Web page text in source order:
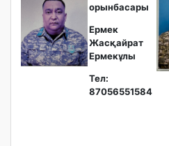
орынбасары
Ермек
Жасқайрат
Ермекұлы
Тел:
87056551584